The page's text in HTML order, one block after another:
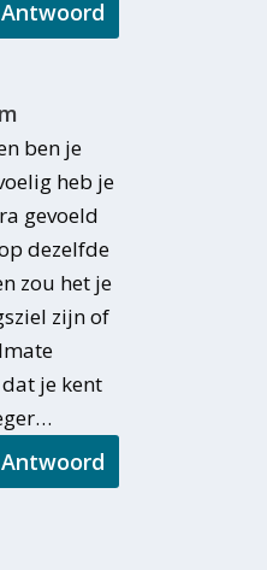
Antwoord
ben je
heb je
gevoeld
dezelfde
zou het je
zijn of
je kent
Antwoord